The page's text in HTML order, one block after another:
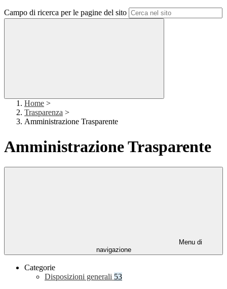
Campo di ricerca per le pagine del sito
Home >
Trasparenza >
Amministrazione Trasparente
Amministrazione Trasparente
Menu di
navigazione
Categorie
Disposizioni generali 53